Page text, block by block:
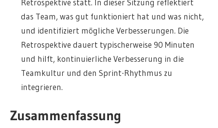
Retrospektive statt. In dieser Sitzung reflektiert
das Team, was gut funktioniert hat und was nicht,
und identifiziert mögliche Verbesserungen. Die
Retrospektive dauert typischerweise 90 Minuten
und hilft, kontinuierliche Verbesserung in die
Teamkultur und den Sprint-Rhythmus zu
integrieren.
Zusammenfassung